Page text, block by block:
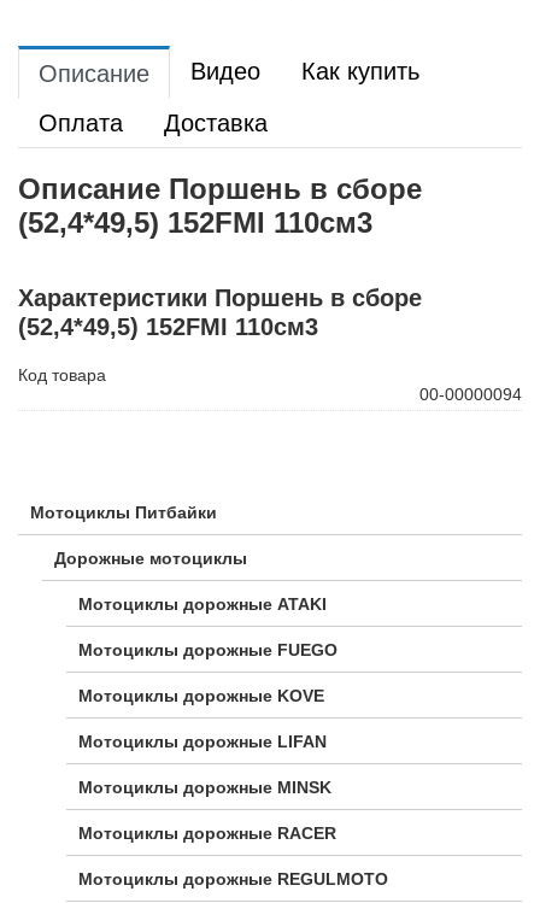
Мотоциклы Питбайки
Дорожные мотоциклы
Мотоциклы дорожные ATAKI
Мотоциклы дорожные FUEGO
Мотоциклы дорожные KOVE
Мотоциклы дорожные LIFAN
Мотоциклы дорожные MINSK
Мотоциклы дорожные RACER
Мотоциклы дорожные REGULMOTO
Описание Видео
Как купить
Оплата
Доставка
Описание Поршень в сборе
(52,4*49,5) 152FMI 110см3
Характеристики Поршень в сборе
(52,4*49,5) 152FMI 110см3
Код товара
00-00000094